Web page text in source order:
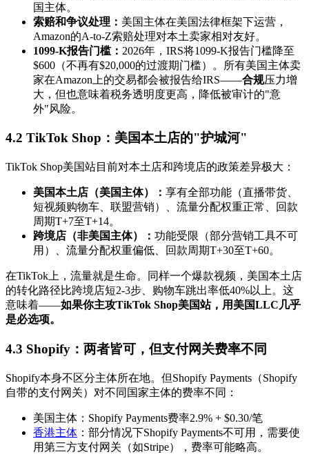
国主体。
索赔和争议处理： 美国主体在美国法律框架下运营，
Amazon的A-to-Z索赔处理对本土卖家相对友好。
1099-K报告门槛： 2026年，IRS将1099-K报告门槛降至
$600（不再有$20,000的过渡期门槛）。所有美国主体卖
家在Amazon上的交易都会被报告给IRS——合规压力增
大，但也意味着税务透明度更高，降低被审计的"意
外"风险。
4.2 TikTok Shop：美国本土店的"护城河"
TikTok Shop美国站目前对本土店和跨境店的政策差异极大：
美国本土店（美国主体）： 享有全部功能（直播带货、
短视频购物车、联盟营销）、流量分配权重正常、回款
周期T+7至T+14。
跨境店（非美国主体）： 功能受限（部分营销工具不可
用）、流量分配权重偏低、回款周期T+30至T+60。
在TikTok上，流量就是生命。同样一个爆款视频，美国本土店
的转化路径比跨境店短2-3步、购物车跳出率低40%以上。这
意味着——如果你主攻TikTok Shop美国站，用美国LLC几乎
是必选项。
4.3 Shopify：两者皆可，但支付网关费率不同
Shopify本身不区分主体所在地。但Shopify Payments（Shopify
自带的支付网关）对不同国家主体的费率不同：
美国主体：Shopify Payments费率2.9% + $0.30/笔
香港主体 ：部分情况下Shopify Payments不可用，需要使
用第三方支付网关（如Stripe），费率可能略高。